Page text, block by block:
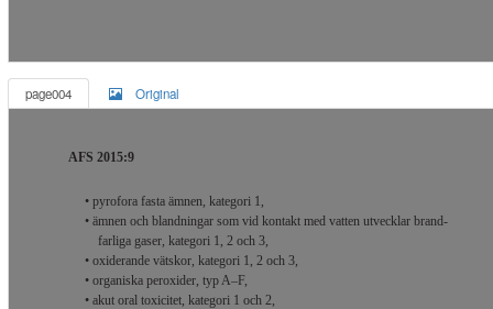
page004 Original
AFS 2015:9
• pyrofora fasta ämnen, kategori 1,
• ämnen och blandningar som vid kontakt med vatten utvecklar brand-
farliga gaser, kategori 1, 2 och 3,
• oxiderande vätskor, kategori 1, 2 och 3,
• organiska peroxider, typ A–F,
• akut oral toxicitet, kategori 1 och 2,